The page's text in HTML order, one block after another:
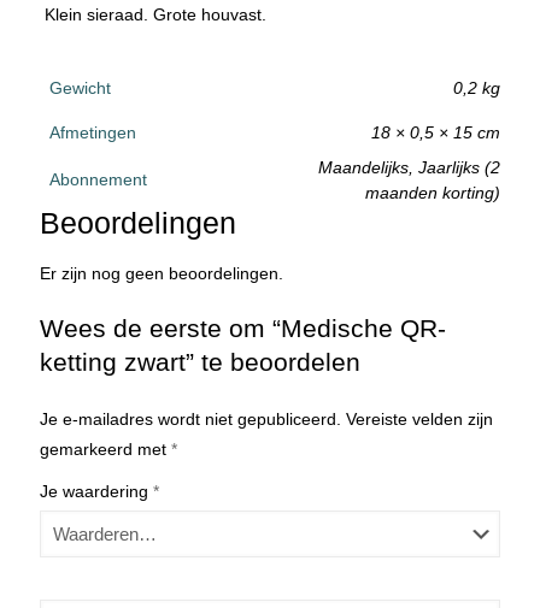
Klein sieraad. Grote houvast.
Gewicht 0,2 kg
Afmetingen 18 × 0,5 × 15 cm
Abonnement
Maandelijks, Jaarlijks (2
maanden korting)
Beoordelingen
Er zijn nog geen beoordelingen.
Wees de eerste om “Medische QR-
ketting zwart” te beoordelen
Je e-mailadres wordt niet gepubliceerd. Vereiste velden zijn
gemarkeerd met *
Je waardering *